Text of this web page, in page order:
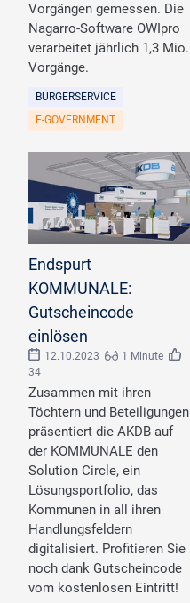
Vorgängen gemessen. Die
Nagarro-Software OWIpro
verarbeitet jährlich 1,3 Mio.
Vorgänge.
BÜRGERSERVICE
E-GOVERNMENT
Endspurt
KOMMUNALE:
Gutscheincode
einlösen
12.10.2023
1 Minute
34
Zusammen mit ihren
Töchtern und Beteiligungen
präsentiert die AKDB auf
der KOMMUNALE den
Solution Circle, ein
Lösungsportfolio, das
Kommunen in all ihren
Handlungsfeldern
digitalisiert. Profitieren Sie
noch dank Gutscheincode
vom kostenlosen Eintritt!